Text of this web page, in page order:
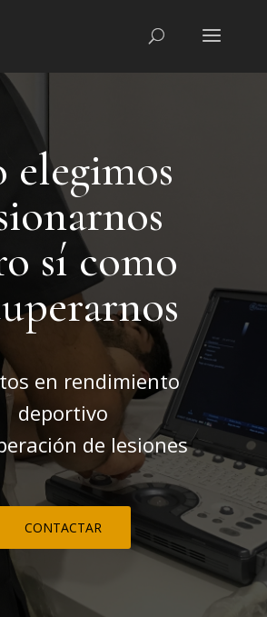
elegimos
sí como
en rendimiento
deportivo
de lesiones
CONTACTAR